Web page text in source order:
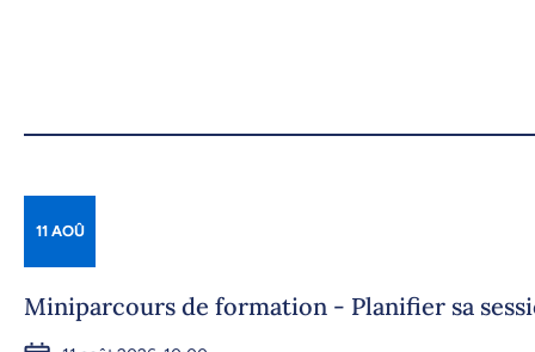
11 AOÛ
Miniparcours de formation - Planifier sa